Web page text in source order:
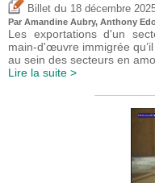
Billet du 18 décembre
Par Amandine Aubry, Anthony
Les exportations d'un
main-d'œuvre immigrée
au sein des secteurs en
Lire la suite >